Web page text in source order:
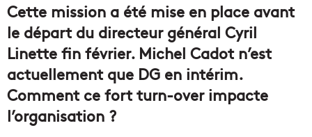
Cette mission a été mise en place avant
le départ du directeur général Cyril
Linette fin février. Michel Cadot n’est
actuellement que DG en intérim.
Comment ce fort turn-over impacte
l’organisation ?